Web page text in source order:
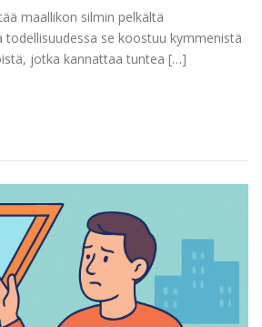
maallikon silmin pelkältä
se koostuu kymmenistä
jotka kannattaa tuntea […]